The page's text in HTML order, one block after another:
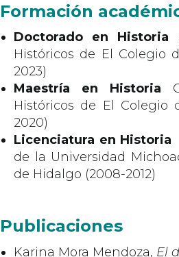
Formación
Doctorado en Historia
Históricos de El Colegio
2023)
Maestría en Historia
Históricos de El Colegio
2020)
Licenciatura en Historia
de la Universidad
de Hidalgo (2008-2012)
Publicaciones
Karina Mora Mendoza, El